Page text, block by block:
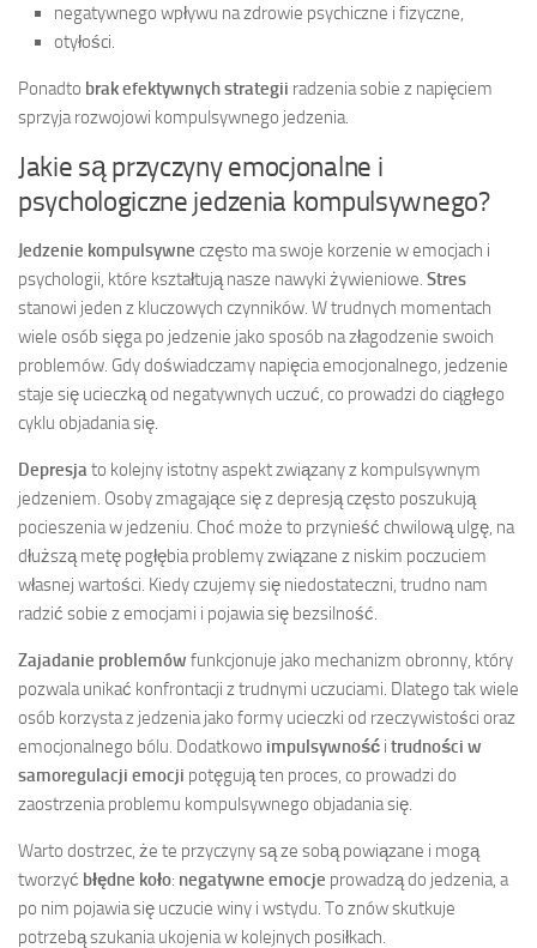
negatywnego wpływu na zdrowie psychiczne i fizyczne,
otyłości.
Ponadto brak efektywnych strategii radzenia sobie z napięciem
sprzyja rozwojowi kompulsywnego jedzenia.
Jakie są przyczyny emocjonalne i
psychologiczne jedzenia kompulsywnego?
Jedzenie kompulsywne często ma swoje korzenie w emocjach i
psychologii, które kształtują nasze nawyki żywieniowe. Stres
stanowi jeden z kluczowych czynników. W trudnych momentach
wiele osób sięga po jedzenie jako sposób na złagodzenie swoich
problemów. Gdy doświadczamy napięcia emocjonalnego, jedzenie
staje się ucieczką od negatywnych uczuć, co prowadzi do ciągłego
cyklu objadania się.
Depresja to kolejny istotny aspekt związany z kompulsywnym
jedzeniem. Osoby zmagające się z depresją często poszukują
pocieszenia w jedzeniu. Choć może to przynieść chwilową ulgę, na
dłuższą metę pogłębia problemy związane z niskim poczuciem
własnej wartości. Kiedy czujemy się niedostateczni, trudno nam
radzić sobie z emocjami i pojawia się bezsilność.
Zajadanie problemów funkcjonuje jako mechanizm obronny, który
pozwala unikać konfrontacji z trudnymi uczuciami. Dlatego tak wiele
osób korzysta z jedzenia jako formy ucieczki od rzeczywistości oraz
emocjonalnego bólu. Dodatkowo impulsywność i trudności w
samoregulacji emocji potęgują ten proces, co prowadzi do
zaostrzenia problemu kompulsywnego objadania się.
Warto dostrzec, że te przyczyny są ze sobą powiązane i mogą
tworzyć błędne koło: negatywne emocje prowadzą do jedzenia, a
po nim pojawia się uczucie winy i wstydu. To znów skutkuje
potrzebą szukania ukojenia w kolejnych posiłkach.